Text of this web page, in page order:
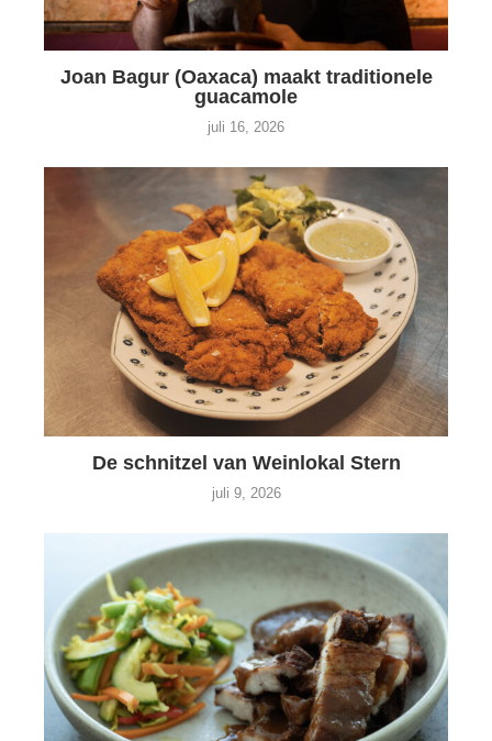
Joan Bagur (Oaxaca) maakt traditionele
guacamole
juli 16, 2026
De schnitzel van Weinlokal Stern
juli 9, 2026